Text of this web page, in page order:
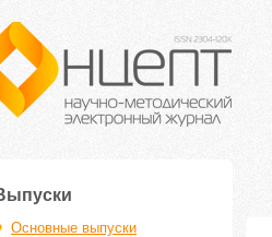
Основные выпуски